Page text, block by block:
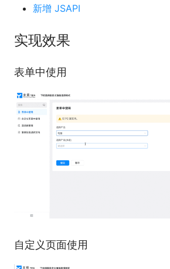
新增 JSAPI
实现效果
表单中使用
自定义页面使用